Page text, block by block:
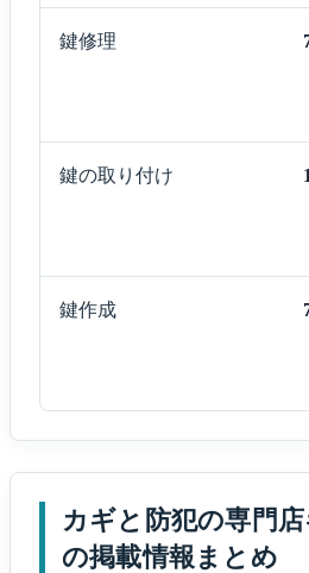
鍵修理
鍵の取り付け
鍵作成
カギと防犯の専門
の掲載情報まとめ